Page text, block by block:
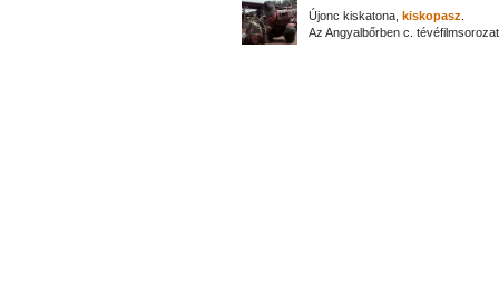
Újonc kiskatona, kiskopasz
Az Angyalbőrben c.